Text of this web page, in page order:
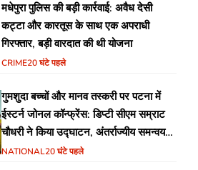
मधेपुरा पुलिस की बड़ी कार्रवाई: अवैध देसी
कट्टा और कारतूस के साथ एक अपराधी
गिरफ्तार, बड़ी वारदात की थी योजना
CRIME20 घंटे पहले
गुमशुदा बच्चों और मानव तस्करी पर पटना में
ईस्टर्न जोनल कॉन्फ्रेंस: डिप्टी सीएम सम्राट
चौधरी ने किया उद्घाटन, अंतर्राज्यीय समन्वय
पर जोर
NATIONAL20 घंटे पहले